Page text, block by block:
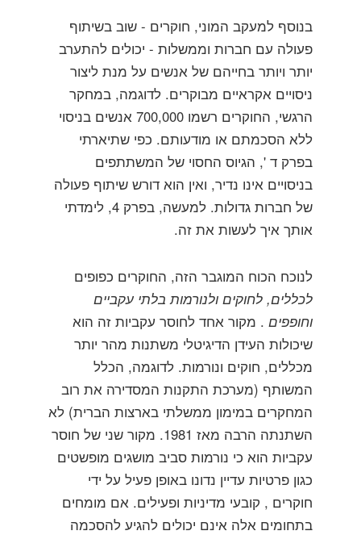
בנוסף למעקב המוני, חוקרים - שוב בשיתוף
פעולה עם חברות וממשלות - יכולים להתערב
יותר ויותר בחייהם של אנשים על מנת ליצור
ניסויים אקראיים מבוקרים. לדוגמה, במחקר
הרגשי, החוקרים רשמו 700,000 אנשים בניסוי
ללא הסכמתם או מודעותם. כפי שתיארתי
בפרק ד ', הגיוס החסוי של המשתתפים
בניסויים אינו נדיר, ואין הוא דורש שיתוף פעולה
של חברות גדולות. למעשה, בפרק 4, לימדתי
אותך איך לעשות את זה.
לנוכח הכוח המוגבר הזה, החוקרים כפופים
לכללים, לחוקים ולנורמות בלתי עקביים
וחופפים . מקור אחד לחוסר עקביות זה הוא
שיכולות העידן הדיגיטלי משתנות מהר יותר
מכללים, חוקים ונורמות. לדוגמה, הכלל
המשותף (מערכת התקנות המסדירה את רוב
המחקרים במימון ממשלתי בארצות הברית) לא
השתנתה הרבה מאז 1981. מקור שני של חוסר
עקביות הוא כי נורמות סביב מושגים מופשטים
כגון פרטיות עדיין נדונו באופן פעיל על ידי
חוקרים , קובעי מדיניות ופעילים. אם מומחים
בתחומים אלה אינם יכולים להגיע להסכמה